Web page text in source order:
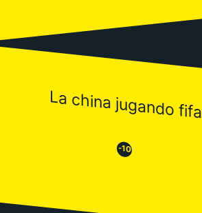
La china jugando fifa
😒-10😂